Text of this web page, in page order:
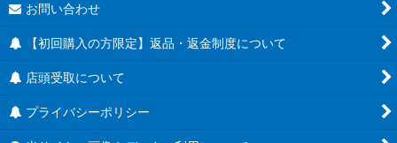
お問い合わせ
【初回購入の方限定】返品・返金制度について
店頭受取について
プライバシーポリシー